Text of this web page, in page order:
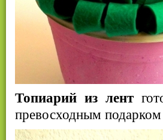
Топиарий из лент
превосходным